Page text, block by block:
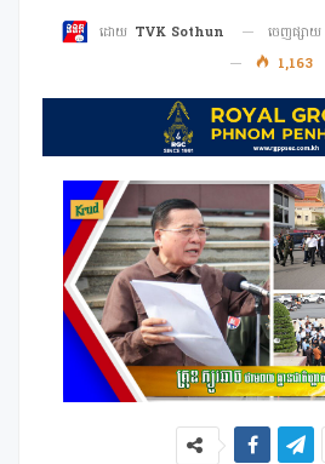
ដោយ TVK Sothun ចេញផ្សាយ
1,163